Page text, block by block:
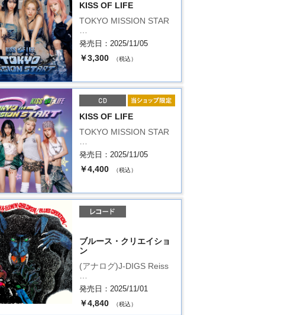
KISS OF LIFE
TOKYO MISSION STAR
発売日：2025/11/05
￥3,300 （税込）
KISS OF LIFE
TOKYO MISSION STAR
発売日：2025/11/05
￥4,400 （税込）
ブルース・クリエイショ
ン
(アナログ)J-DIGS Reiss
発売日：2025/11/01
￥4,840 （税込）